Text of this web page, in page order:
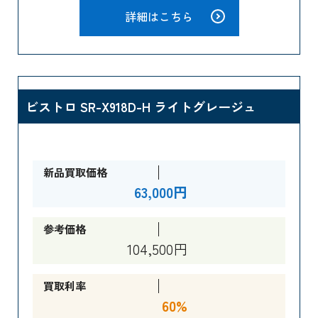
詳細はこちら
ビストロ SR-X918D-H ライトグレージュ
新品買取価格
63,000円
参考価格
104,500円
買取利率
60%